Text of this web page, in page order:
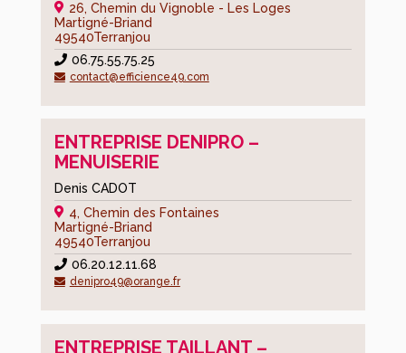
Hébergements/Tourisme
Accueil
Contact
association
Espace
membre
Mon
26, Chemin du Vignoble - Les Loges
Martigné-Briand
49540Terranjou
06.75.55.75.25
contact@efficience49.com
ENTREPRISE DENIPRO –
MENUISERIE
Denis CADOT
4, Chemin des Fontaines
Martigné-Briand
49540Terranjou
06.20.12.11.68
denipro49@orange.fr
ENTREPRISE TAILLANT –